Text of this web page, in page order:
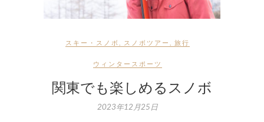
スキー・スノボ スノボツアー 旅行
ウィンタースポーツ
関東でも楽しめるスノボ
2023年12月25日